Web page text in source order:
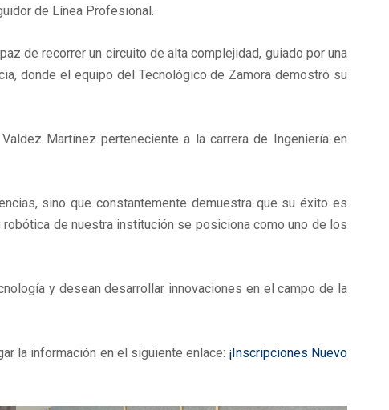
de Línea Profesional.
de recorrer un circuito de alta complejidad, guiado por una
donde el equipo del Tecnológico de Zamora demostró su
Martínez perteneciente a la carrera de Ingeniería en
sino que constantemente demuestra que su éxito es
de nuestra institución se posiciona como uno de los
y desean desarrollar innovaciones en el campo de la
la información en el siguiente enlace: ¡Inscripciones Nuevo